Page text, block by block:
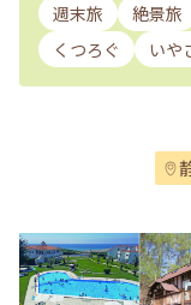
週末旅 絶景旅
くつろぐ
いや